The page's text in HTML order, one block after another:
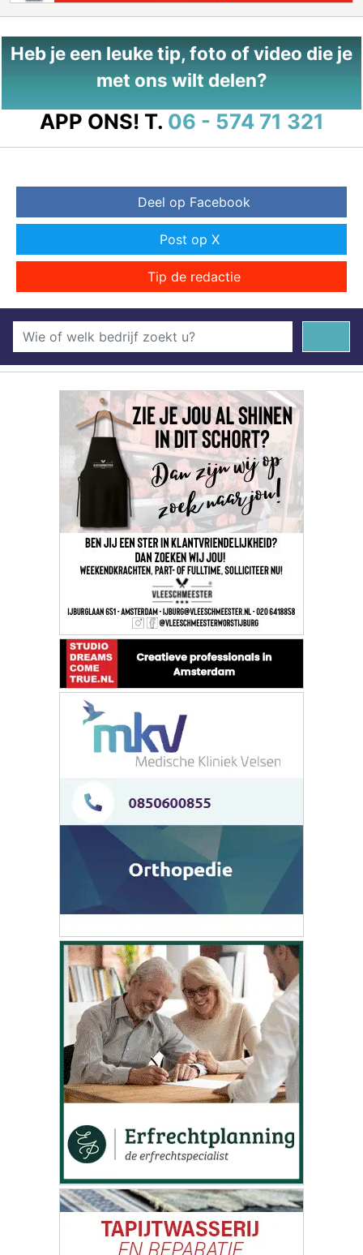
Heb je een leuke tip, foto of video die je
met ons wilt delen?
APP ONS! T. 06 - 574 71 321
Deel op Facebook
Post op X
Tip de redactie